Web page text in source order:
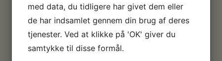
Gavekort
med data, du tidligere har givet dem eller
de har indsamlet gennem din brug af deres
tjenester. Ved at klikke på 'OK' giver du
samtykke til disse formål.